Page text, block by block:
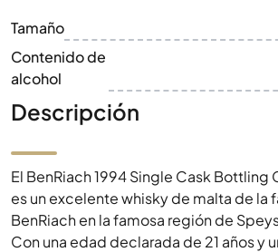
Tamaño
Contenido de
alcohol
Descripción
El BenRiach 1994 Single Cask Bottling
es un excelente whisky de malta de la
BenRiach en la famosa región de
Con una edad declarada de 21 años y